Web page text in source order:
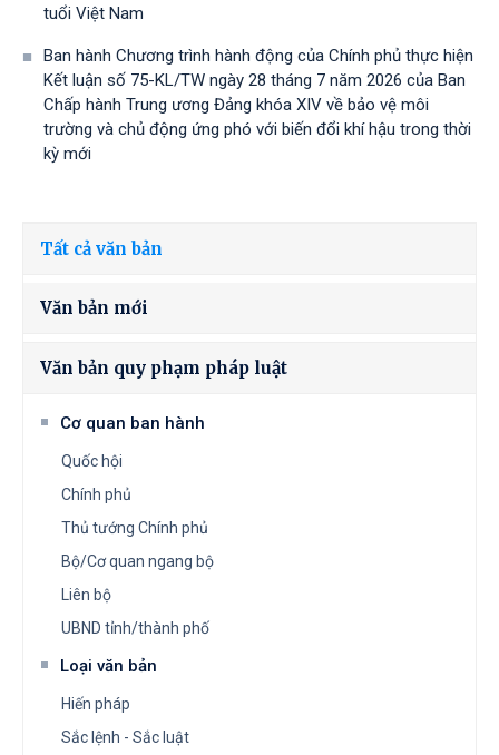
tuổi Việt Nam
Ban hành Chương trình hành động của Chính phủ thực hiện
Kết luận số 75-KL/TW ngày 28 tháng 7 năm 2026 của Ban
Chấp hành Trung ương Đảng khóa XIV về bảo vệ môi
trường và chủ động ứng phó với biến đổi khí hậu trong thời
kỳ mới
Tất cả văn bản
Văn bản mới
Văn bản quy phạm pháp luật
Cơ quan ban hành
Quốc hội
Chính phủ
Thủ tướng Chính phủ
Bộ/Cơ quan ngang bộ
Liên bộ
UBND tỉnh/thành phố
Loại văn bản
Hiến pháp
Sắc lệnh - Sắc luật